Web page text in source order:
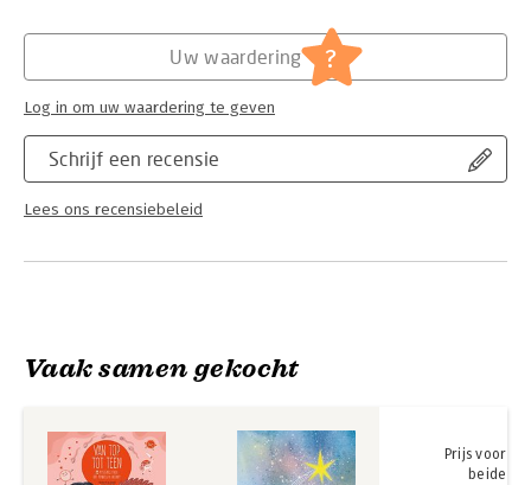
Schrijf een recensie
Lees ons recensiebeleid
Uw waardering ?
Log in om uw waardering te geven
Vaak samen gekocht
Prijs voor
beide